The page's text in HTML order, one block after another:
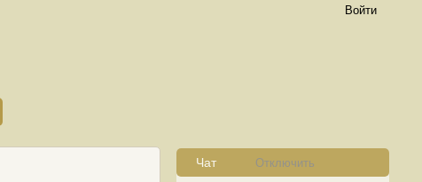
Войти
Чат Отключить